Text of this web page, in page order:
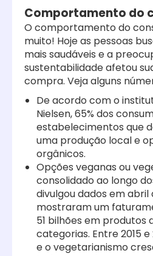
Comportamento do
O comportamento do
muito! Hoje as pessoas
mais saudáveis e a
sustentabilidade afetou
compra. Veja alguns
De acordo com o
Nielsen, 65% dos
estabelecimentos que
uma produção local e
orgânicos.
Opções veganas ou
consolidado ao longo
divulgou dados em abril
mostraram um
51 bilhões em produtos
categorias. Entre 2015
e o vegetarianismo